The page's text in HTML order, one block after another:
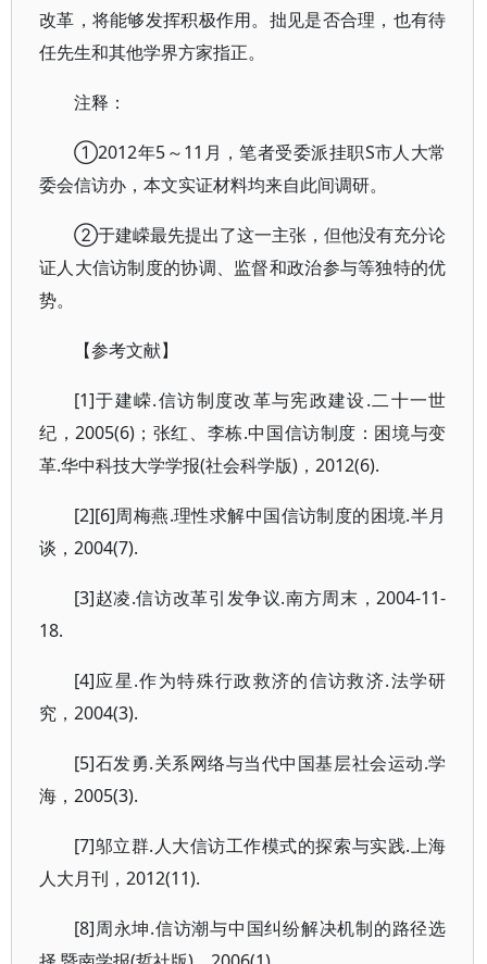
改革，将能够发挥积极作用。拙见是否合理，也有待
任先生和其他学界方家指正。
注释：
①2012年5～11月，笔者受委派挂职S市人大常
委会信访办，本文实证材料均来自此间调研。
②于建嵘最先提出了这一主张，但他没有充分论
证人大信访制度的协调、监督和政治参与等独特的优
势。
【参考文献】
[1]于建嵘.信访制度改革与宪政建设.二十一世
纪，2005(6)；张红、李栋.中国信访制度：困境与变
革.华中科技大学学报(社会科学版)，2012(6).
[2][6]周梅燕.理性求解中国信访制度的困境.半月
谈，2004(7).
[3]赵凌.信访改革引发争议.南方周末，2004-11-
18.
[4]应星.作为特殊行政救济的信访救济.法学研
究，2004(3).
[5]石发勇.关系网络与当代中国基层社会运动.学
海，2005(3).
[7]邬立群.人大信访工作模式的探索与实践.上海
人大月刊，2012(11).
[8]周永坤.信访潮与中国纠纷解决机制的路径选